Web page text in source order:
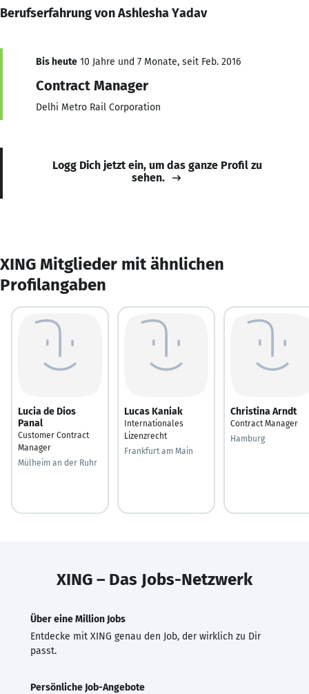
Berufserfahrung von Ashlesha Yadav
Bis heute 10 Jahre und 7 Monate, seit Feb. 2016
Contract Manager
Delhi Metro Rail Corporation
Logg Dich jetzt ein, um das ganze Profil zu
sehen.
XING Mitglieder mit ähnlichen
Profilangaben
Lucia de Dios
Panal
Customer Contract
Manager
Mülheim an der Ruhr
Lucas Kaniak
Internationales
Lizenzrecht
Frankfurt am Main
Christina Arndt
Contract Manager
Hamburg
XING – Das Jobs-Netzwerk
Über eine Million Jobs
Entdecke mit XING genau den Job, der wirklich zu Dir
passt.
Persönliche Job-Angebote